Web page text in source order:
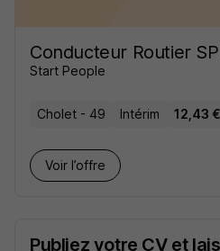
Conducteur Routier
Start People
Cholet - 49 Intérim 12,43
Voir l’offre
Publiez votre CV et